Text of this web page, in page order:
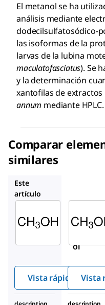
El metanol se ha
análisis mediante
dodecilsulfatosódico-
las isoformas de la
larvas de la lubina
maculatofasciatus). Se
y la determinación
xantofilas de
annum mediante HPLC.
Comparar
similares
Este
artículo
179337
ol
Vista rápida Vista